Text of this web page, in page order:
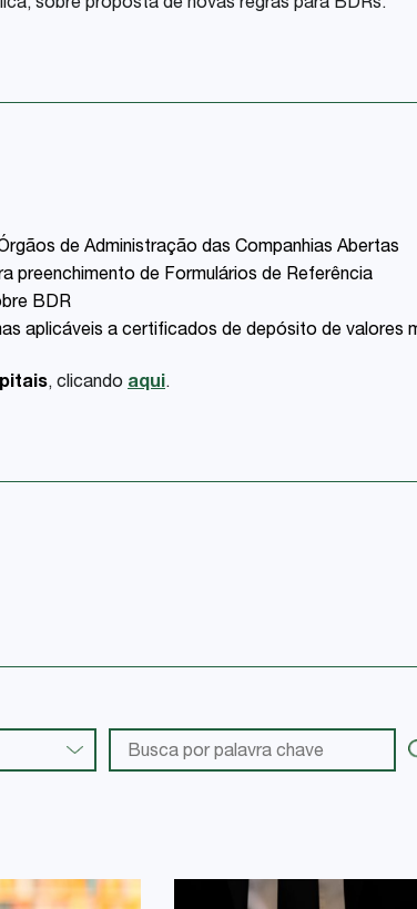
sobre proposta de novas regras para BDRs.
de Administração das Companhias Abertas
preenchimento de Formulários de Referência
BDR
aplicáveis a certificados de depósito de valores
, clicando aqui.